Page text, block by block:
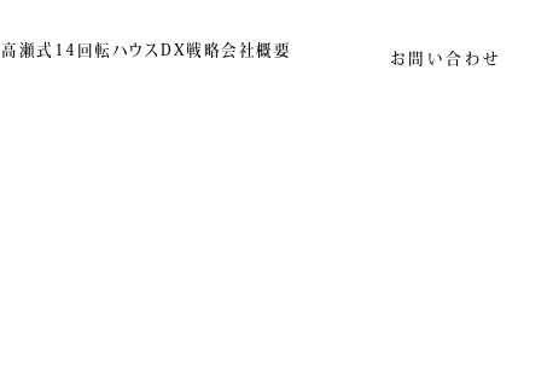
高瀬式14回転ハウス DX戦略会社概要
お問い合わせ